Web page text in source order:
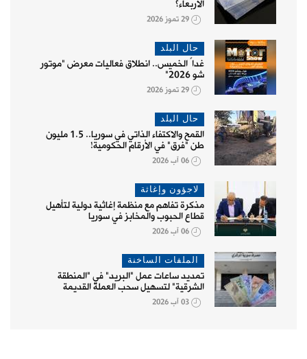
الأربعاء؟
29 تموز 2026
حال البلد
غداً الخميس.. انطلاق فعاليات معرض "موتور
شو 2026"
29 تموز 2026
حال البلد
القمح والاكتفاء الذاتي في سوريا.. 1.5 مليون
طن "فرق" في الأرقام الحكومية!
06 آب 2026
لاجؤون وإغاثة
مذكرة تفاهم مع منظمة إغاثية دولية لتأهيل
قطاع الحبوب والمخابز في سوريا
06 آب 2026
الملفات الساخنة
تمديد ساعات عمل "البريد" في "المنطقة
الشرقية" لتسهيل سحب العملة القديمة
03 آب 2026